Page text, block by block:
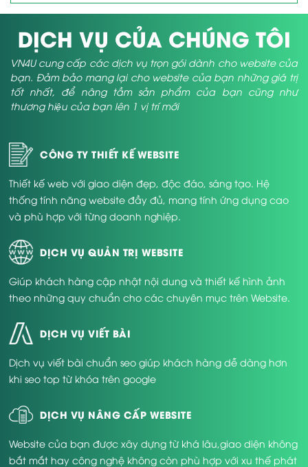
DỊCH VỤ CỦA CHÚNG TÔI
VN4U cung cấp các dịch vụ trọn gói dành cho website của
bạn. Đảm bảo mang lại cho website của bạn những giá trị
tốt nhất, để nâng tầm sản phẩm của bạn cũng như
thương hiệu của bạn lên 1 vị trí mới
CÔNG TY THIẾT KẾ WEBSITE
Thiết kế web với giao diện đẹp, độc đáo, sáng tạo. Hệ
thống tính năng website đầy đủ, mang tính ứng dụng cao
và phù hợp với từng doanh nghiệp.
DỊCH VỤ QUẢN TRỊ WEBSITE
Giúp khách hàng cập nhật nội dung và thiết kế hình ảnh
theo những quy chuẩn cho các chuyên mục trên Website.
DỊCH VỤ VIẾT BÀI
Dịch vụ viết bài chuẩn seo giúp khách hàng dễ dàng hơn
khi seo top từ khóa trên google
DỊCH VỤ NÂNG CẤP WEBSITE
Website của bạn được xây dựng từ khá lâu,giao diện không
bắt mắt hay công nghệ không còn phù hợp với xu thế phát